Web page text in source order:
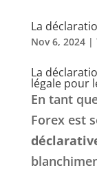
La
Nov 6, 2024|
La
légale pour
En tant
Forex est